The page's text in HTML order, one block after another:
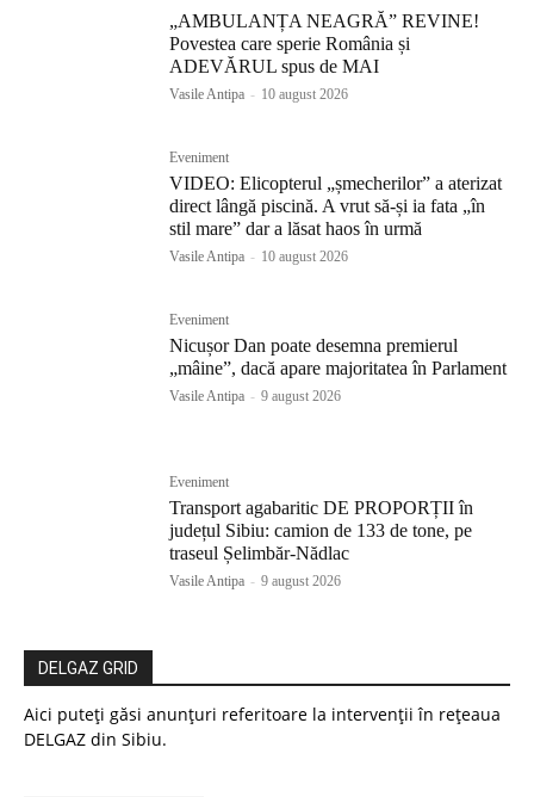
„AMBULANȚA NEAGRĂ” REVINE!
Povestea care sperie România și
ADEVĂRUL spus de MAI
Vasile Antipa - 10 august 2026
Eveniment
VIDEO: Elicopterul „șmecherilor” a aterizat
direct lângă piscină. A vrut să-și ia fata „în
stil mare” dar a lăsat haos în urmă
Vasile Antipa - 10 august 2026
Eveniment
Nicușor Dan poate desemna premierul
„mâine”, dacă apare majoritatea în Parlament
Vasile Antipa - 9 august 2026
Eveniment
Transport agabaritic DE PROPORȚII în
județul Sibiu: camion de 133 de tone, pe
traseul Șelimbăr-Nădlac
Vasile Antipa - 9 august 2026
DELGAZ GRID
Aici puteți găsi anunțuri referitoare la intervenții în rețeaua
DELGAZ din Sibiu.